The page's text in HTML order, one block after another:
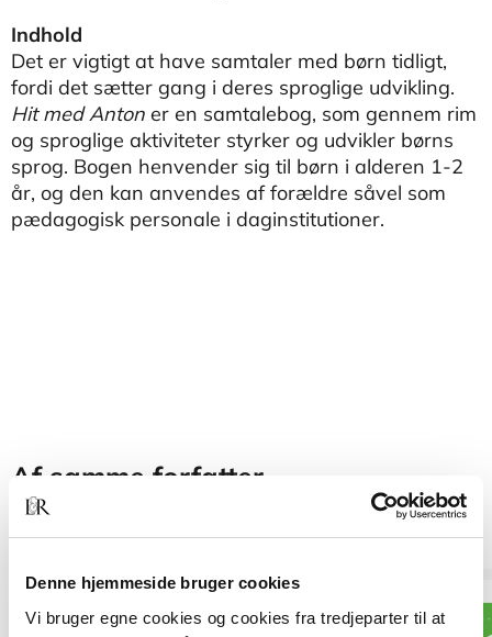
Denne hjemmeside bruger cookies
Vi bruger egne cookies og cookies fra tredjeparter til at
Indhold
Det er vigtigt at have samtaler med børn tidligt,
fordi det sætter gang i deres sproglige udvikling.
Hit med Anton er en samtalebog, som gennem rim
og sproglige aktiviteter styrker og udvikler børns
sprog. Bogen henvender sig til børn i alderen 1-2
år, og den kan anvendes af forældre såvel som
pædagogisk personale i daginstitutioner.
Af samme forfatter